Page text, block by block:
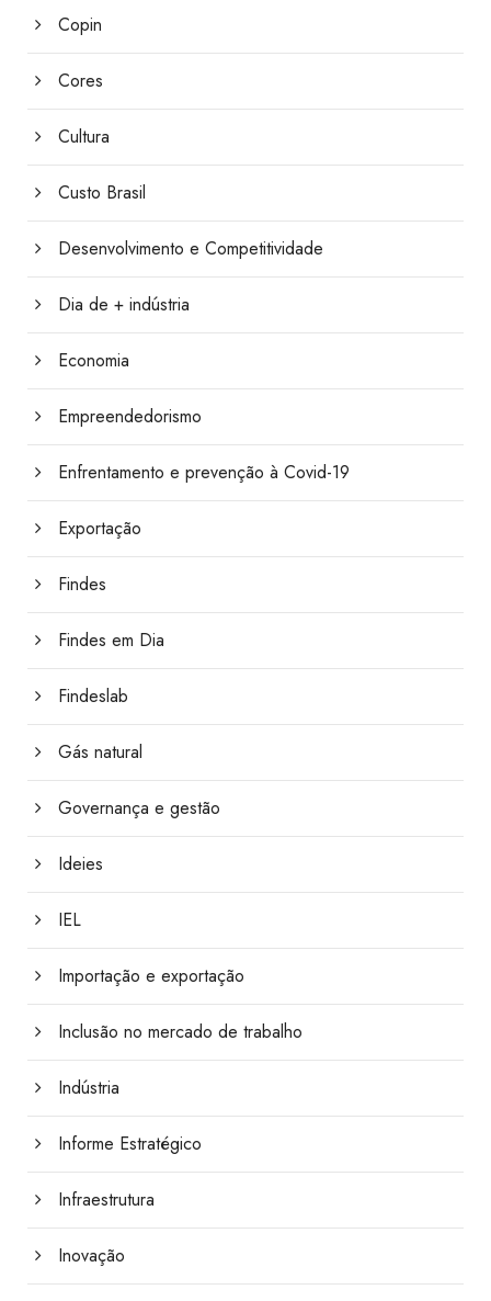
Copin
Cores
Cultura
Custo Brasil
Desenvolvimento e Competitividade
Dia de + indústria
Economia
Empreendedorismo
Enfrentamento e prevenção à Covid-19
Exportação
Findes
Findes em Dia
Findeslab
Gás natural
Governança e gestão
Ideies
IEL
Importação e exportação
Inclusão no mercado de trabalho
Indústria
Informe Estratégico
Infraestrutura
Inovação